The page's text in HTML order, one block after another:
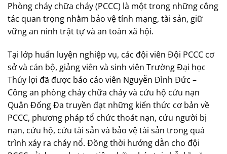
Phòng cháy chữa cháy (PCCC) là một trong những công
tác quan trọng nhằm bảo vệ tính mạng, tài sản, giữ
vững an ninh trật tự và an toàn xã hội.
Tại lớp huấn luyện nghiệp vụ, các đội viên Đội PCCC cơ
sở và cán bộ, giảng viên và sinh viên Trường Đại học
Thủy lợi đã được báo cáo viên Nguyễn Đình Đức –
Công an phòng cháy chữa cháy và cứu hộ cứu nạn
Quận Đống Đa truyền đạt những kiến thức cơ bản về
PCCC, phương pháp tổ chức thoát nạn, cứu người bị
nạn, cứu hộ, cứu tài sản và bảo vệ tài sản trong quá
trình xảy ra cháy nổ. Đồng thời hướng dẫn cho đội